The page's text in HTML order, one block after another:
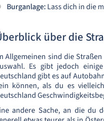
Burganlage: Lass dich in die
über die
Allgemeinen sind die
Es gibt jedoch
gibt es auf
können, als du es
andere Sache, an die du